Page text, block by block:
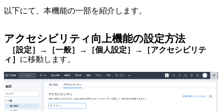
以下にて、本機能の一部を紹介します。
アクセシビリティ向上機能の設定方法
［設定］→［一般］→［個人設定］→［アクセシビリテ
ィ］ に移動します。